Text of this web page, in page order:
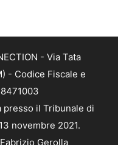
- Via Tata
- Codice Fiscale e
il Tribunale di
novembre 2021.
Gerolla